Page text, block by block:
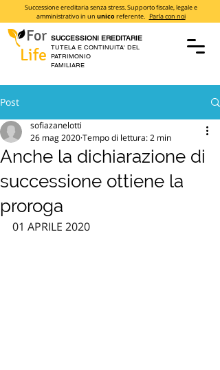
For
Life
SUCCESSIONI EREDITARIE
TUTELA E CONTINUITA' DEL
PATRIMONIO
FAMILIARE
Successione ereditaria senza stress. Supporto fiscale, legale e
amministrativo in un unicoreferente. Parla con noi
Post
Anche la dichiarazione di
successione ottiene la
proroga
sofiazanelotti
26 mag 2020Tempo di lettura: 2 min
01 APRILE 2020